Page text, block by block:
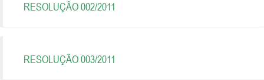
RESOLUÇÃO 002/2011
RESOLUÇÃO 003/2011